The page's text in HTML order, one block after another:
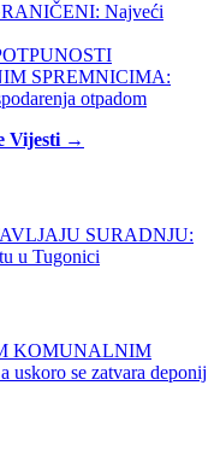
Najveći
SPREMNICIMA:
otpadom
Vijesti →
SURADNJU:
u Tugonici
KOMUNALNIM
se zatvara deponij